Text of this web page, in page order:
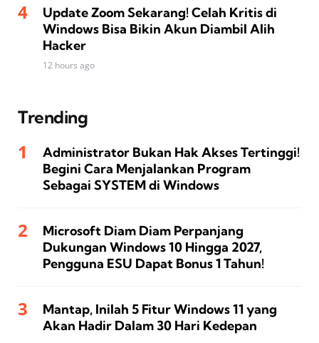
Update Zoom Sekarang! Celah Kritis di
Windows Bisa Bikin Akun Diambil Alih
Hacker
12 hours ago
Trending
Administrator Bukan Hak Akses Tertinggi!
Begini Cara Menjalankan Program
Sebagai SYSTEM di Windows
Microsoft Diam Diam Perpanjang
Dukungan Windows 10 Hingga 2027,
Pengguna ESU Dapat Bonus 1 Tahun!
Mantap, Inilah 5 Fitur Windows 11 yang
Akan Hadir Dalam 30 Hari Kedepan